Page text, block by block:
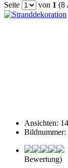
Seite von 1 (8
Ansichten:
Bildnummer:
Bewertung)